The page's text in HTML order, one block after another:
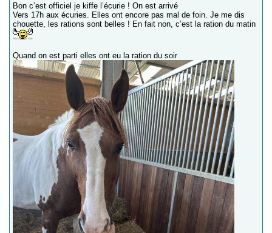
Bon c’est officiel je kiffe l’écurie ! On est arrivé
Vers 17h aux écuries. Elles ont encore pas mal de foin. Je me dis
chouette, les rations sont belles ! En fait non, c’est la ration du matin
Quand on est parti elles ont eu la ration du soir